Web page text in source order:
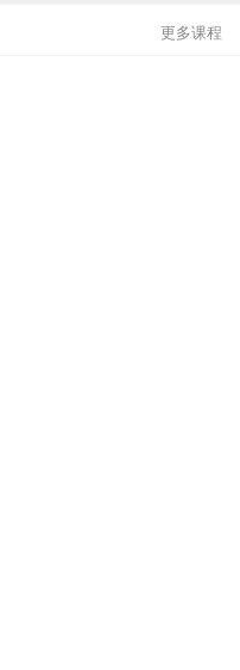
单公布，部分平台或出
网贷行业的平稳健康
了行业倒卖风险。”胡
机构除了提交自评报
案之后，合规平台标
更多课程